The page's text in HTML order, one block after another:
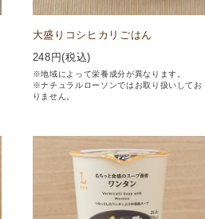
大盛りコシヒカリごはん
248 円(税込)
※地域によって栄養成分が異なります。
※ナチュラルローソンではお取り扱いしてお
りません。